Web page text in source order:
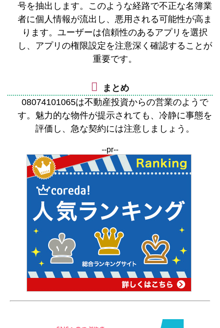
号を抽出します。このような経路で不正な名簿業
者に個人情報が流出し、悪用される可能性が高ま
ります。ユーザーは信頼性のあるアプリを選択
し、アプリの権限設定を注意深く確認することが
重要です。
まとめ
08074101065は不動産投資からの営業のようで
す。魅力的な物件が提示されても、冷静に事態を
評価し、急な契約には注意しましょう。
--pr--